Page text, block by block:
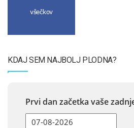
všečkov
KDAJ SEM NAJBOLJ PLODNA?
Prvi dan začetka vaše